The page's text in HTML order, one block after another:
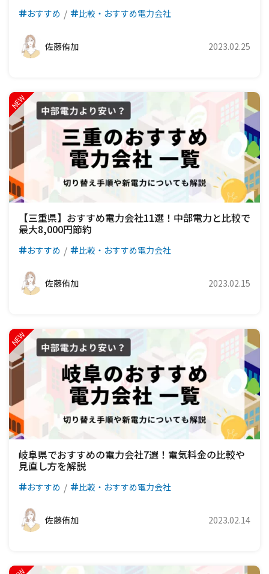
おすすめ 比較・おすすめ電力会社
佐藤侑加 2023.02.25
【三重県】おすすめ電力会社11選！中部電力と比較で
最大8,000円節約
おすすめ 比較・おすすめ電力会社
佐藤侑加 2023.02.15
岐阜県でおすすめの電力会社7選！電気料金の比較や
見直し方を解説
おすすめ 比較・おすすめ電力会社
佐藤侑加 2023.02.14